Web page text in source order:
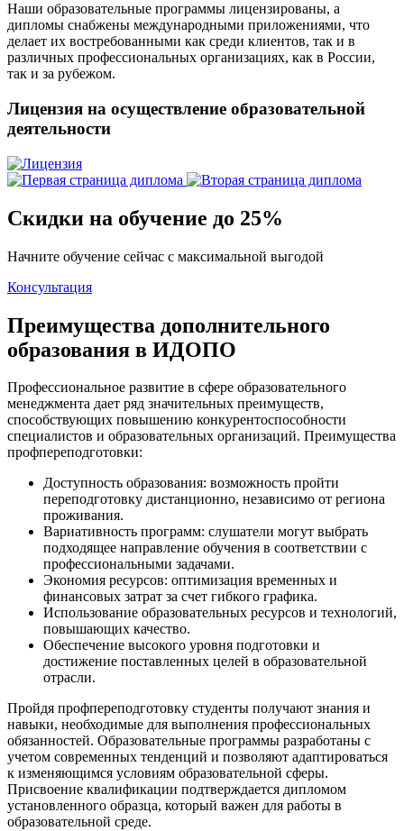
Наши образовательные программы лицензированы, а
дипломы снабжены международными приложениями, что
делает их востребованными как среди клиентов, так и в
различных профессиональных организациях, как в России,
так и за рубежом.
Лицензия на осуществление образовательной
деятельности
Скидки на обучение до 25%
Начните обучение сейчас с максимальной выгодой
Консультация
Преимущества дополнительного
образования в ИДОПО
Профессиональное развитие в сфере образовательного
менеджмента дает ряд значительных преимуществ,
способствующих повышению конкурентоспособности
специалистов и образовательных организаций. Преимущества
профпереподготовки:
Доступность образования: возможность пройти
переподготовку дистанционно, независимо от региона
проживания.
Вариативность программ: слушатели могут выбрать
подходящее направление обучения в соответствии с
профессиональными задачами.
Экономия ресурсов: оптимизация временных и
финансовых затрат за счет гибкого графика.
Использование образовательных ресурсов и технологий,
повышающих качество.
Обеспечение высокого уровня подготовки и
достижение поставленных целей в образовательной
отрасли.
Пройдя профпереподготовку студенты получают знания и
навыки, необходимые для выполнения профессиональных
обязанностей. Образовательные программы разработаны с
учетом современных тенденций и позволяют адаптироваться
к изменяющимся условиям образовательной сферы.
Присвоение квалификации подтверждается дипломом
установленного образца, который важен для работы в
образовательной среде.